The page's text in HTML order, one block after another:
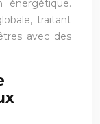
énergétique.
traitant
avec des